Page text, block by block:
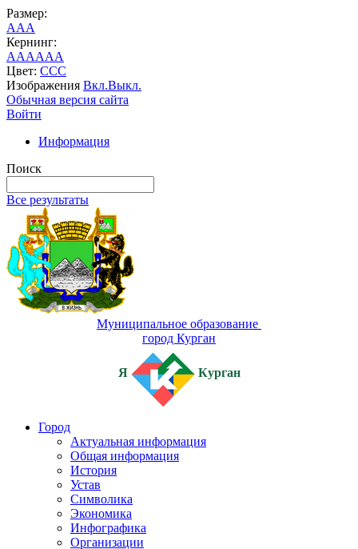
Размер:
AAA
Кернинг:
AAAAAA
Цвет: CCC
Изображения Вкл.Выкл.
Обычная версия сайта
Войти
Информация
Поиск
Все результаты
Муниципальное образование
город Курган
Я Курган
Город
Актуальная информация
Общая информация
История
Устав
Символика
Экономика
Инфографика
Организации